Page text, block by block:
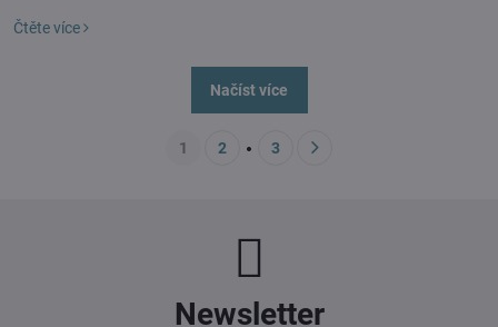
Čtěte více
Načíst více
1 2 3
Newsletter